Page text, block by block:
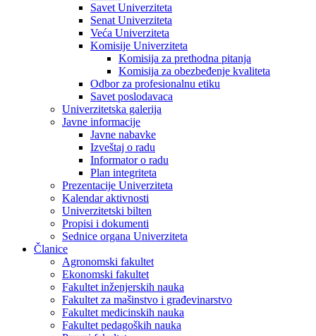
Savet Univerziteta
Senat Univerziteta
Veća Univerziteta
Komisije Univerziteta
Komisija za prethodna pitanja
Komisija za obezbeđenje kvaliteta
Odbor za profesionalnu etiku
Savet poslodavaca
Univerzitetska galerija
Javne informacije
Javne nabavke
Izveštaj o radu
Informator o radu
Plan integriteta
Prezentacije Univerziteta
Kalendar aktivnosti
Univerzitetski bilten
Propisi i dokumenti
Sednice organa Univerziteta
Članice
Agronomski fakultet
Ekonomski fakultet
Fakultet inženjerskih nauka
Fakultet za mašinstvo i građevinarstvo
Fakultet medicinskih nauka
Fakultet pedagoških nauka